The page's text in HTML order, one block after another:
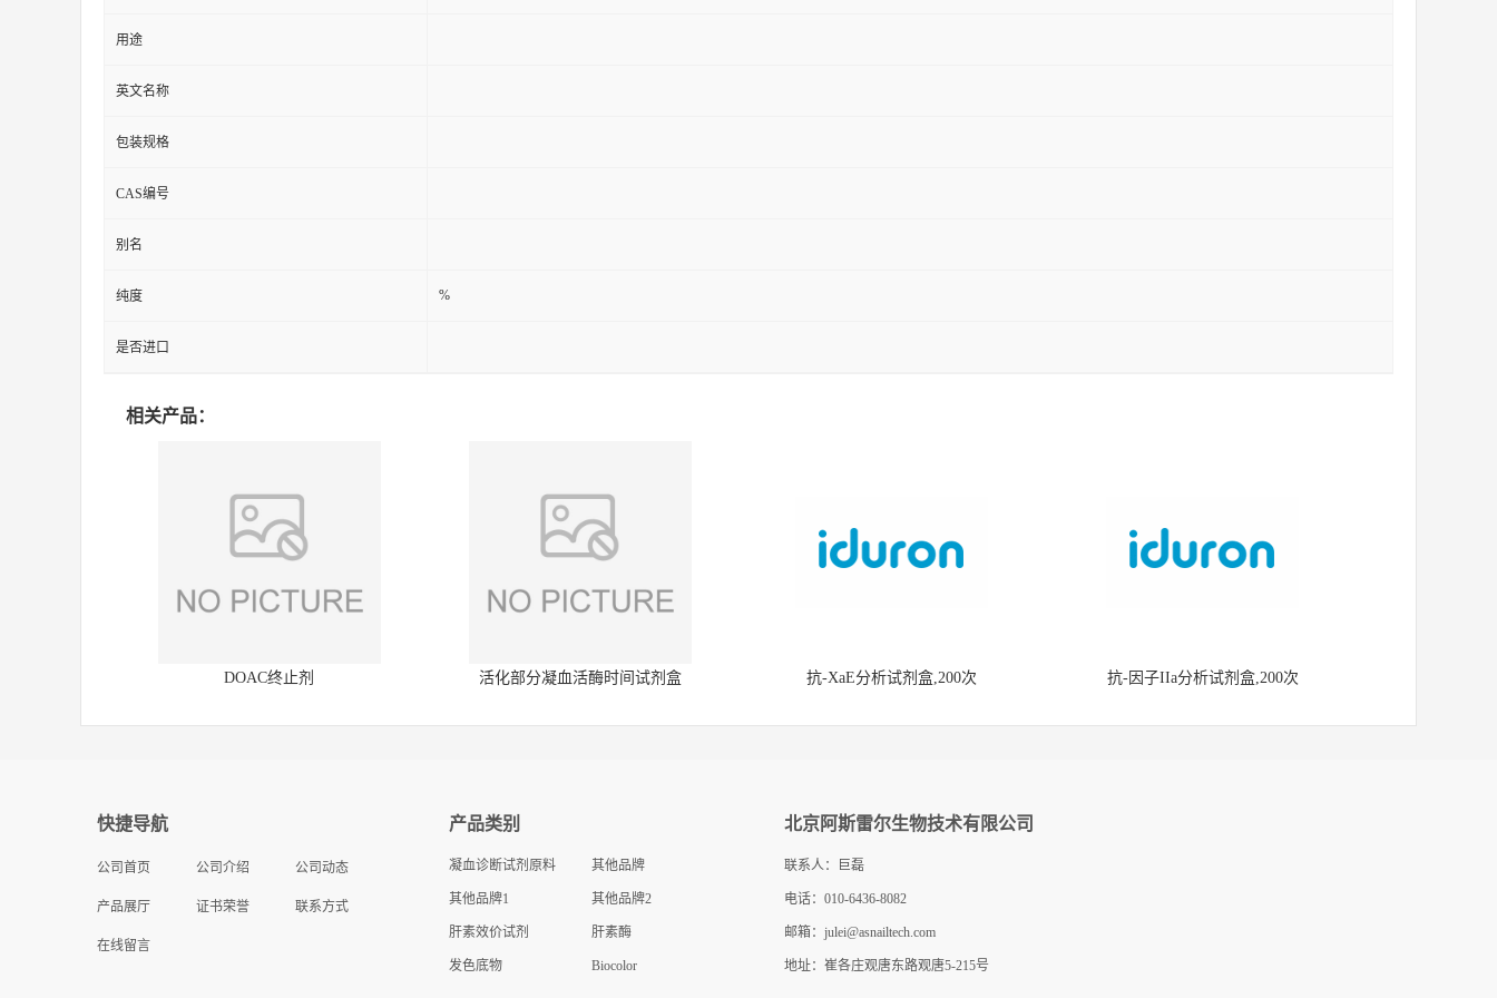
用途
英文名称
包装规格
CAS编号
别名
纯度 %
是否进口
相关产品：
DOAC终止剂 活化部分凝血活酶时间试剂盒 抗-XaE分析试剂盒,200次 抗-因子IIa分析试剂盒,200次
快捷导航
公司首页 公司介绍 公司动态
产品展厅 证书荣誉 联系方式
在线留言
产品类别
凝血诊断试剂原料 其他品牌
其他品牌1 其他品牌2
肝素效价试剂 肝素酶
发色底物 Biocolor
北京阿斯雷尔生物技术有限公司
联系人：巨磊
电话：010-6436-8082
邮箱： julei@asnailtech.com
地址：崔各庄观唐东路观唐5-215号